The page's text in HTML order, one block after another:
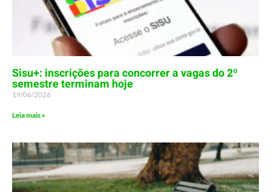
Sisu+: inscrições para concorrer a vagas do 2º
semestre terminam hoje
19/06/2026
Leia mais »